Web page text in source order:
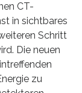
CT-
in sichtbares
Schritt
Die neuen
zu